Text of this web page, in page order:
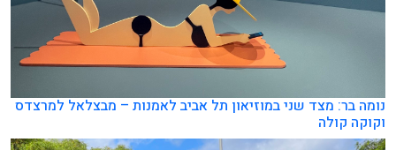
נומה בר: מצד שני במוזיאון תל אביב לאמנות – מבצלאל למרצדס
וקוקה קולה